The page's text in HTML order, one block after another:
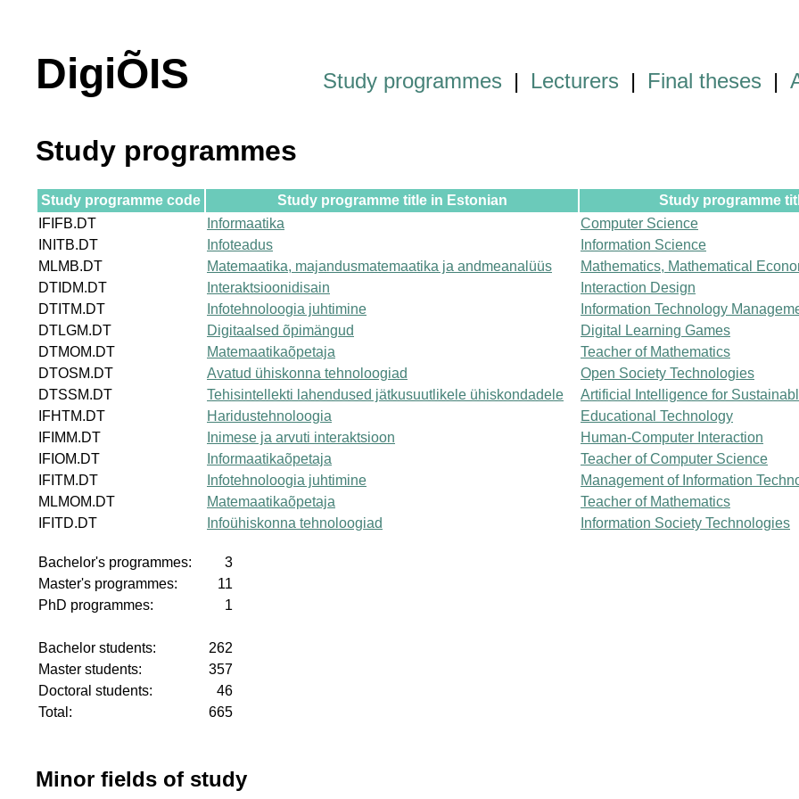
DigiÕIS Study programmes | Lecturers | Final theses |
Study programmes
Study programme code Study programme title in Estonian
Study programme
IFIFB.DT
Informaatika
Computer Science
INITB.DT
Infoteadus
Information Science
MLMB.DT
Matemaatika, majandusmatemaatika ja andmeanalüüs
Mathematics, Mathematical
DTIDM.DT
Interaktsioonidisain
Interaction Design
DTITM.DT
Infotehnoloogia juhtimine
Information Technology
DTLGM.DT
Digitaalsed õpimängud
Digital Learning Games
DTMOM.DT
Matemaatikaõpetaja
Teacher of Mathematics
DTOSM.DT
Avatud ühiskonna tehnoloogiad
Open Society Technologies
DTSSM.DT
Tehisintellekti lahendused jätkusuutlikele ühiskondadele
Artificial Intelligence for
IFHTM.DT
Haridustehnoloogia
Educational Technology
IFIMM.DT
Inimese ja arvuti interaktsioon
Human-Computer Interaction
IFIOM.DT
Informaatikaõpetaja
Teacher of Computer Science
IFITM.DT
Infotehnoloogia juhtimine
Management of Information
MLMOM.DT
Matemaatikaõpetaja
Teacher of Mathematics
IFITD.DT
Infoühiskonna tehnoloogiad Information Society Technologies
Bachelor's programmes:
3
Master's programmes:
11
PhD programmes:
1
Bachelor students:
262
Master students:
357
Doctoral students:
46
Total:
665
Minor fields of study